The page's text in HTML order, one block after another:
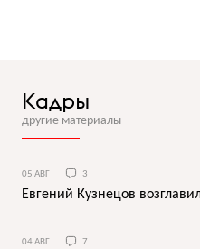
Кадры
другие материалы
05 АВГ 3
Евгений Кузнецов
04 АВГ 7